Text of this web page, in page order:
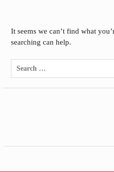
It seems we can’t find what
searching can help.
Search
for: